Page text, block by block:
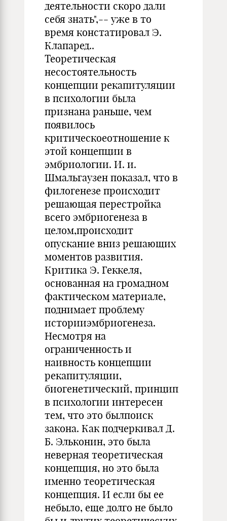
деятельности скоро дали
себя знать",-- уже в то
время констатировал Э.
Клапаред..
Теоретическая
несостоятельность
концепции рекапитуляции
в психологии была
признана раньше, чем
появилось
критическоеотношение к
этой концепции в
эмбриологии. И. и.
Шмальгаузен показал, что в
филогенезе происходит
решающая перестройка
всего эмбриогенеза в
целом,происходит
опускание вниз решающих
моментов развития.
Критика Э. Геккеля,
основанная на громадном
фактическом материале,
поднимает проблему
историиэмбриогенеза.
Несмотря на
ограниченность и
наивность концепции
рекапитуляции,
биогенетический, принцип
в психологии интересен
тем, что это былпоиск
закона. Как подчеркивал Д.
Б. Эльконин, это была
неверная теоретическая
концепция, но это была
именно теоретическая
концепция. И если бы ее
небыло, еще долго не было